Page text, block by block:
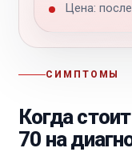
Цена:
СИМПТОМЫ
Когда
70 на